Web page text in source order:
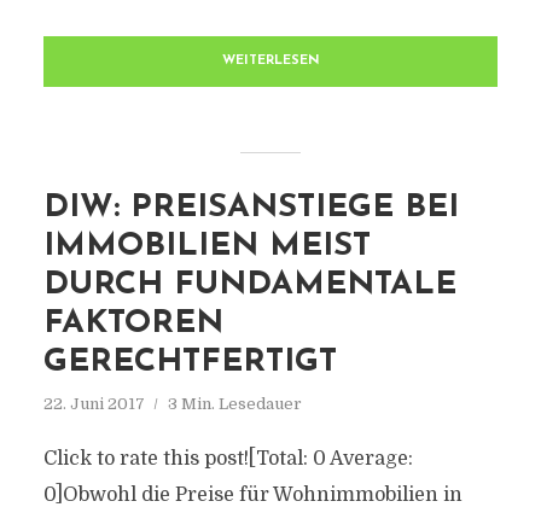
WEITERLESEN
DIW: PREISANSTIEGE BEI
IMMOBILIEN MEIST
DURCH FUNDAMENTALE
FAKTOREN
GERECHTFERTIGT
22. Juni 2017 3 Min. Lesedauer
Click to rate this post![Total: 0 Average:
0]Obwohl die Preise für Wohnimmobilien in